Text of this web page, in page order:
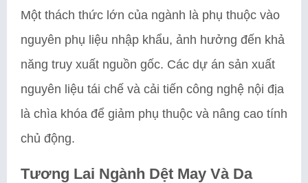
Một thách thức lớn của ngành là phụ thuộc vào
nguyên phụ liệu nhập khẩu, ảnh hưởng đến khả
năng truy xuất nguồn gốc. Các dự án sản xuất
nguyên liệu tái chế và cải tiến công nghệ nội địa
là chìa khóa để giảm phụ thuộc và nâng cao tính
chủ động.
Tương Lai Ngành Dệt May Và Da